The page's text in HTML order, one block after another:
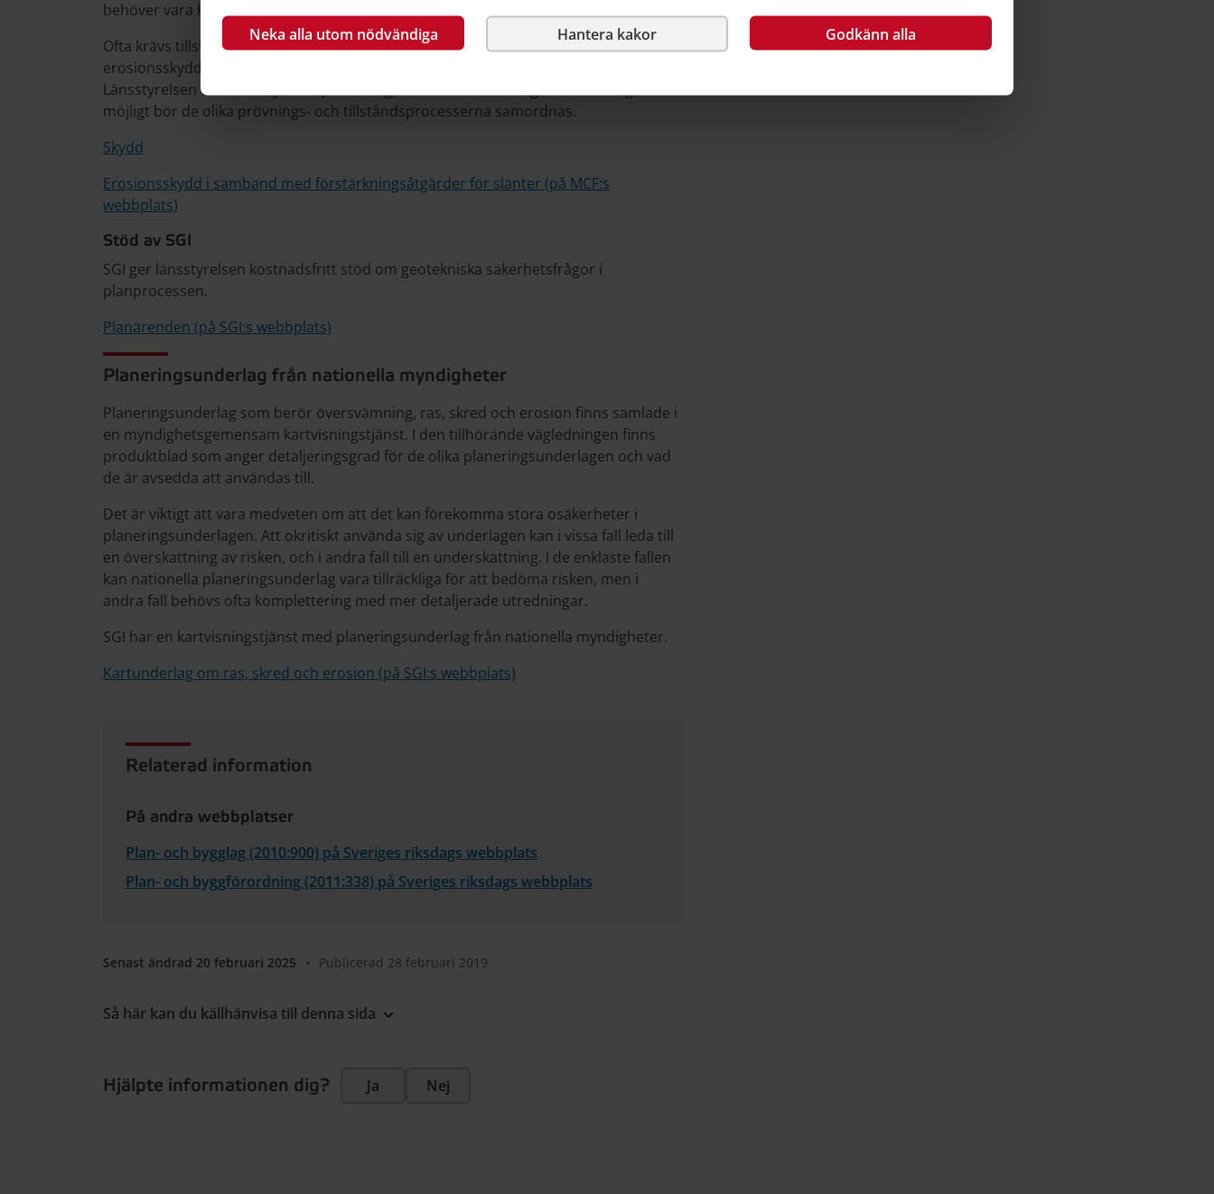
Neka alla utom nödvändiga Hantera kakor Godkänn alla
behöver vara klargjort och beskrivet i planbeskrivningen.
Ofta krävs tillstånd eller prövning utifrån annan lagstiftning än PBL för anläggning av
erosionsskydd. Som regel bör denna prövning vara klar innan planen antas.
Länsstyrelsen utövar tillsyn och prövar åtgärder utifrån flera lagar och så långt
möjligt bör de olika prövnings- och tillståndsprocesserna samordnas.
Skydd
Erosionsskydd i samband med förstärkningsåtgärder för slänter (på MCF:s
webbplats)
Stöd av SGI
SGI ger länsstyrelsen kostnadsfritt stöd om geotekniska säkerhetsfrågor i
planprocessen.
Planärenden (på SGI:s webbplats)
Planeringsunderlag från nationella myndigheter
Planeringsunderlag som berör översvämning, ras, skred och erosion finns samlade i
en myndighetsgemensam kartvisningstjänst. I den tillhörande vägledningen finns
produktblad som anger detaljeringsgrad för de olika planeringsunderlagen och vad
de är avsedda att användas till.
Det är viktigt att vara medveten om att det kan förekomma stora osäkerheter i
planeringsunderlagen. Att okritiskt använda sig av underlagen kan i vissa fall leda till
en överskattning av risken, och i andra fall till en underskattning. I de enklaste fallen
kan nationella planeringsunderlag vara tillräckliga för att bedöma risken, men i
andra fall behövs ofta komplettering med mer detaljerade utredningar.
SGI har en kartvisningstjänst med planeringsunderlag från nationella myndigheter.
Kartunderlag om ras, skred och erosion (på SGI:s webbplats)
Relaterad information
På andra webbplatser
Plan- och bygglag (2010:900) på Sveriges riksdags webbplats
Plan- och byggförordning (2011:338) på Sveriges riksdags webbplats
Senast ändrad 20 februari 2025 • Publicerad 28 februari 2019
Så här kan du källhänvisa till denna sida
Hjälpte informationen dig? Ja Nej